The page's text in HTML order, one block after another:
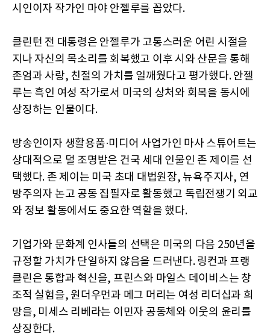
시인이자 작가인 마야 안젤루를 꼽았다.
클린턴 전 대통령은 안젤루가 고통스러운 어린 시절을
지나 자신의 목소리를 회복했고 이후 시와 산문을 통해
존엄과 사랑, 친절의 가치를 일깨웠다고 평가했다. 안젤
루는 흑인 여성 작가로서 미국의 상처와 회복을 동시에
상징하는 인물이다.
방송인이자 생활용품·미디어 사업가인 마사 스튜어트는
상대적으로 덜 조명받은 건국 세대 인물인 존 제이를 선
택했다. 존 제이는 미국 초대 대법원장, 뉴욕주지사, 연
방주의자 논고 공동 집필자로 활동했고 독립전쟁기 외교
와 정보 활동에서도 중요한 역할을 했다.
기업가와 문화계 인사들의 선택은 미국의 다음 250년을
규정할 가치가 단일하지 않음을 드러낸다. 링컨과 프랭
클린은 통합과 혁신을, 프린스와 마일스 데이비스는 창
조적 실험을, 원더우먼과 메그 머리는 여성 리더십과 희
망을, 미세스 리베라는 이민자 공동체와 이웃의 윤리를
상징한다.